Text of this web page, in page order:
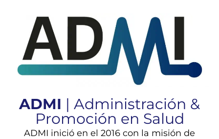
ADMI | Administración &
Promoción en Salud
ADMI inició en el 2016 con la misión de